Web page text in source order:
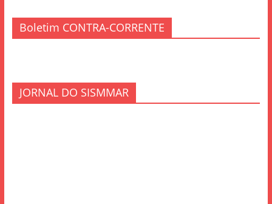
Boletim CONTRA-CORRENTE
JORNAL DO SISMMAR